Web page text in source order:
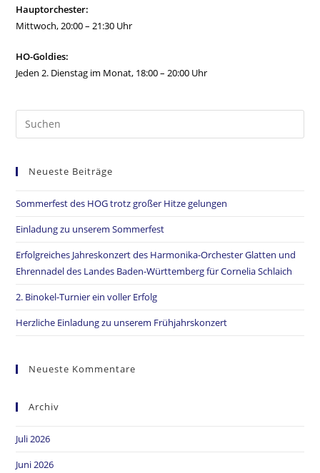
Hauptorchester:
Mittwoch, 20:00 – 21:30 Uhr
HO-Goldies:
Jeden 2. Dienstag im Monat, 18:00 – 20:00 Uhr
Neueste Beiträge
Sommerfest des HOG trotz großer Hitze gelungen
Einladung zu unserem Sommerfest
Erfolgreiches Jahreskonzert des Harmonika-Orchester Glatten und
Ehrennadel des Landes Baden-Württemberg für Cornelia Schlaich
2. Binokel-Turnier ein voller Erfolg
Herzliche Einladung zu unserem Frühjahrskonzert
Neueste Kommentare
Archiv
Juli 2026
Juni 2026